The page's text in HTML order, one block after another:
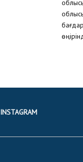
INSTAGRAM